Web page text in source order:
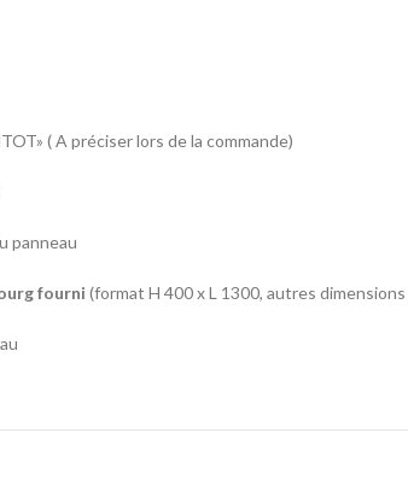
( A préciser lors de la commande)
panneau
fourni (format H 400 x L 1300, autres